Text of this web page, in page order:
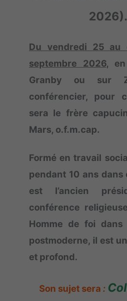
2026).
Du vendredi 25 au
septembre 2026,
Granby ou sur
conférencier, pour
sera le frère
Mars, o.f.m.cap.
Formé en travail
pendant 10 ans dans
est l’ancien
conférence
Homme de foi dans
postmoderne, il est
et profond.
Son sujet sera :